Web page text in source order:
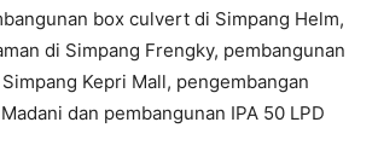
box culvert di Simpang Helm,
di Simpang Frengky, pembangunan
Kepri Mall, pengembangan
dan pembangunan IPA 50 LPD